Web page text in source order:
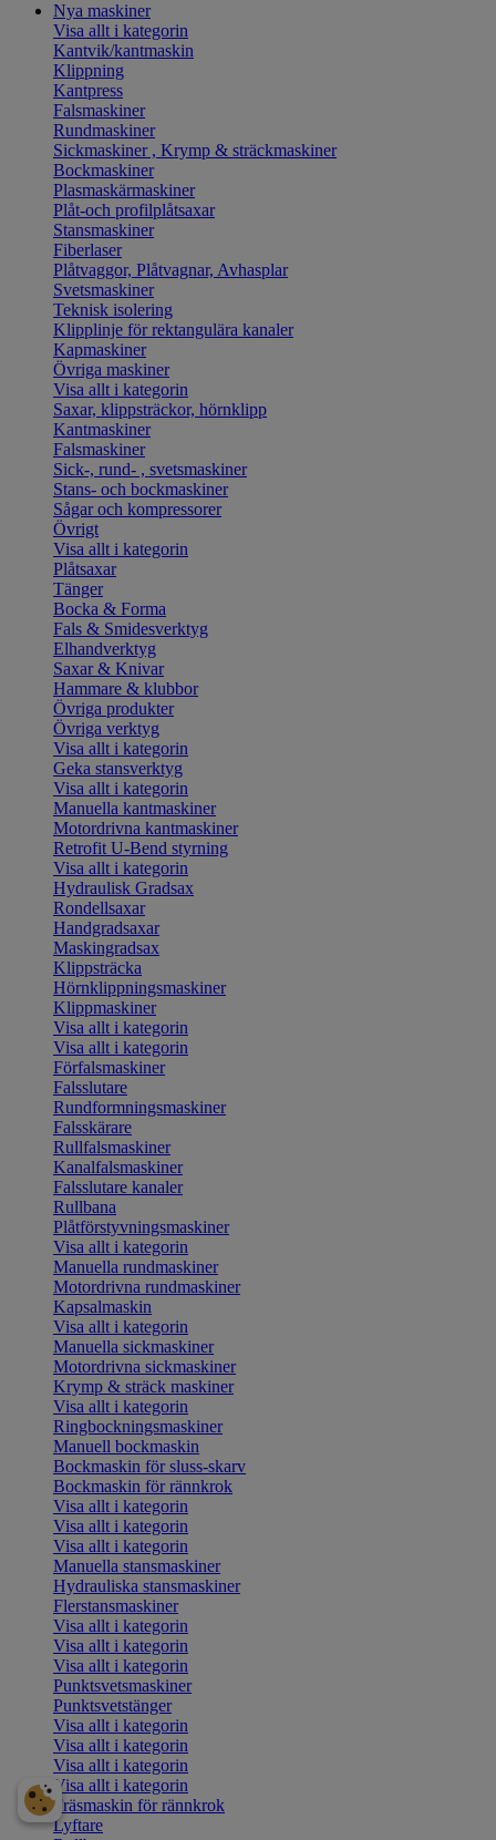
Nya maskiner
Visa allt i kategorin
Kantvik/kantmaskin
Klippning
Kantpress
Falsmaskiner
Rundmaskiner
Sickmaskiner , Krymp & sträckmaskiner
Bockmaskiner
Plasmaskärmaskiner
Plåt-och profilplåtsaxar
Stansmaskiner
Fiberlaser
Plåtvaggor, Plåtvagnar, Avhasplar
Svetsmaskiner
Teknisk isolering
Klipplinje för rektangulära kanaler
Kapmaskiner
Övriga maskiner
Visa allt i kategorin
Saxar, klippsträckor, hörnklipp
Kantmaskiner
Falsmaskiner
Sick-, rund- , svetsmaskiner
Stans- och bockmaskiner
Sågar och kompressorer
Övrigt
Visa allt i kategorin
Plåtsaxar
Tänger
Bocka & Forma
Fals & Smidesverktyg
Elhandverktyg
Saxar & Knivar
Hammare & klubbor
Övriga produkter
Övriga verktyg
Visa allt i kategorin
Geka stansverktyg
Visa allt i kategorin
Manuella kantmaskiner
Motordrivna kantmaskiner
Retrofit U-Bend styrning
Visa allt i kategorin
Hydraulisk Gradsax
Rondellsaxar
Handgradsaxar
Maskingradsax
Klippsträcka
Hörnklippningsmaskiner
Klippmaskiner
Visa allt i kategorin
Visa allt i kategorin
Förfalsmaskiner
Falsslutare
Rundformningsmaskiner
Falsskärare
Rullfalsmaskiner
Kanalfalsmaskiner
Falsslutare kanaler
Rullbana
Plåtförstyvningsmaskiner
Visa allt i kategorin
Manuella rundmaskiner
Motordrivna rundmaskiner
Kapsalmaskin
Visa allt i kategorin
Manuella sickmaskiner
Motordrivna sickmaskiner
Krymp & sträck maskiner
Visa allt i kategorin
Ringbockningsmaskiner
Manuell bockmaskin
Bockmaskin för sluss-skarv
Bockmaskin för rännkrok
Visa allt i kategorin
Visa allt i kategorin
Visa allt i kategorin
Manuella stansmaskiner
Hydrauliska stansmaskiner
Flerstansmaskiner
Visa allt i kategorin
Visa allt i kategorin
Visa allt i kategorin
Punktsvetsmaskiner
Punktsvetstänger
Visa allt i kategorin
Visa allt i kategorin
Visa allt i kategorin
Visa allt i kategorin
Fräsmaskin för rännkrok
Lyftare